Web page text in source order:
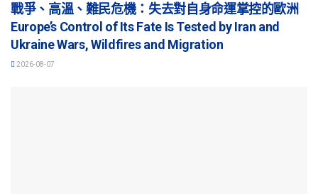
戰爭、高溫、難民危機：失去對自身命運掌控的歐洲
Europe’s Control of Its Fate Is Tested by Iran and
Ukraine Wars, Wildfires and Migration
2026-08-07